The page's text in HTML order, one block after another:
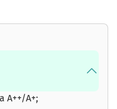
А++/А+;